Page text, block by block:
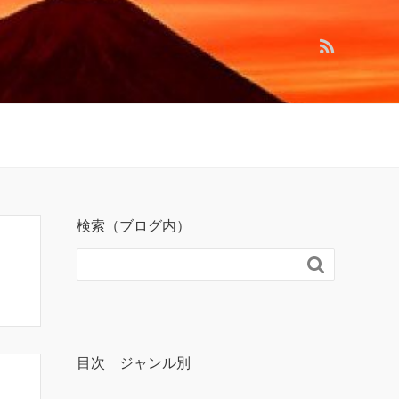
検索（ブログ内）

目次 ジャンル別